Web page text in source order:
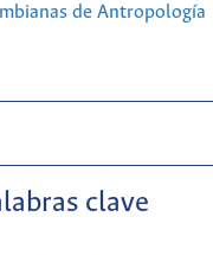
de Antropología
clave